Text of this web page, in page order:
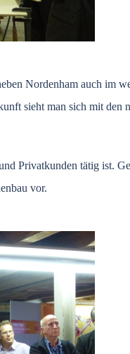
Nordenham auch im
sieht man sich mit
Privatkunden tätig ist.
vor.